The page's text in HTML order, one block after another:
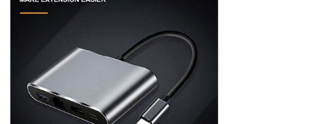
ΠΟΙΟΙ ΕΙΜΑΣΤΕ